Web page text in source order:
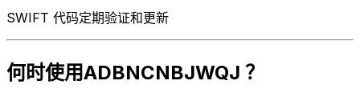
SWIFT 代码定期验证和更新
何时使用ADBNCNBJWQJ ？